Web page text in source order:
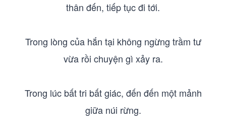
thân đến, tiếp tục đi tới.
Trong lòng của hắn tại không ngừng trầm tư
vừa rồi chuyện gì xảy ra.
Trong lúc bất tri bất giác, đến đến một mảnh
giữa núi rừng.